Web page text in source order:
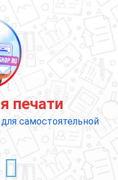
печати
самостоятельной
E-mail